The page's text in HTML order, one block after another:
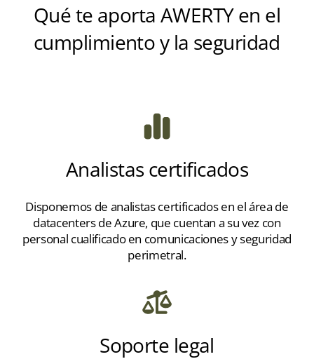
Qué te aporta AWERTY en el
cumplimiento y la seguridad
Analistas certificados
Disponemos de analistas certificados en el área de
datacenters de Azure, que cuentan a su vez con
personal cualificado en comunicaciones y seguridad
perimetral.
Soporte legal